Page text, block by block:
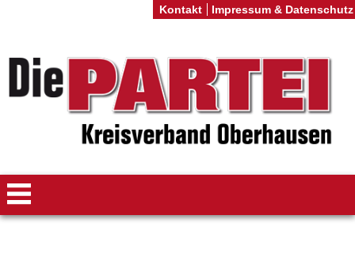
Kontakt Impressum & Datenschutz